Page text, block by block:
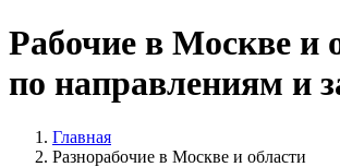
Рабочие в Москве и
по направлениям и
Главная
Разнорабочие в Москве и области